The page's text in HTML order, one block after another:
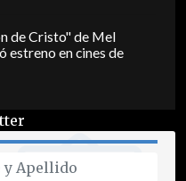
de Cristo" de Mel
estreno en cines de